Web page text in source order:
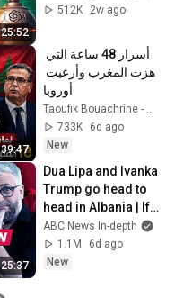
25:52
"الأيفون"؟
512K
2w ago
39:47
أوروبا
733K
6d ago
New
25:37
Dua Lipa and Ivanka
Trump go head to
head in Albania | If
You're Listening
ABC News In-depth
1.1M
6d ago
New